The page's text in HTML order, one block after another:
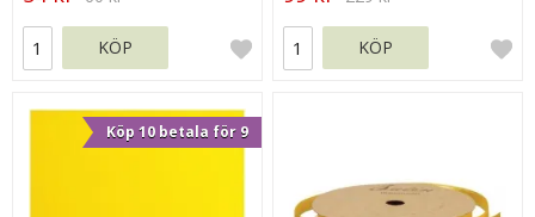
KÖP KÖP
Köp 10 betala för 9